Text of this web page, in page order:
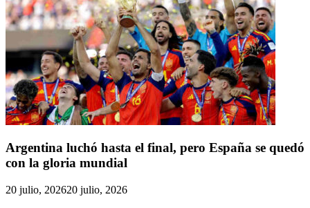
Argentina luchó hasta el final, pero España se quedó
con la gloria mundial
20 julio, 202620 julio, 2026